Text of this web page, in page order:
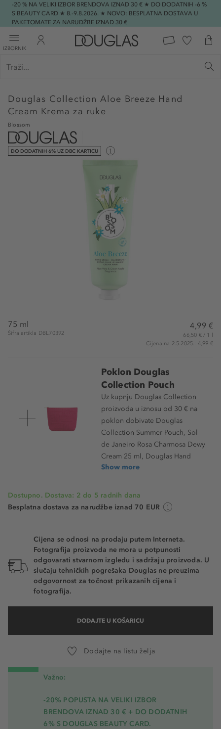
-20 % NA VELIKI IZBOR BRENDOVA IZNAD 30 € ★ DO DODATNIH -6 %
S BEAUTY CARD ★ 8.-9.8.2026. ★ NOVO: BESPLATNA DOSTAVA U
PAKETOMATE ZA NARUDŽBE IZNAD 30 €
IZBORNIK
Douglas Collection Aloe Breeze Hand
Cream Krema za ruke
Blossom
DO DODATNIH 6% UZ DBC KARTICU
75 ml
Šifra artikla DBL70392
4,99 €
66,50 € / 1 l
Cijena na 2.5.2025.: 4,99 €
Poklon Douglas
Collection Pouch
Uz kupnju Douglas Collection
proizvoda u iznosu od 30 € na
poklon dobivate Douglas
Collection Summer Pouch, Sol
de Janeiro Rosa Charmosa Dewy
Cream 25 ml, Douglas Hand
Show more
Dostupno. Dostava: 2 do 5 radnih dana
Besplatna dostava za narudžbe iznad 70 EUR
Cijena se odnosi na prodaju putem Interneta.
Fotografija proizvoda ne mora u potpunosti
odgovarati stvarnom izgledu i sadržaju proizvoda. U
slučaju tehničkih pogrešaka Douglas ne preuzima
odgovornost za točnost prikazanih cijena i
fotografija.
DODAJTE U KOŠARICU
Dodajte na listu želja
Važno:
-20% POPUSTA NA VELIKI IZBOR
BRENDOVA IZNAD 30 € + DO DODATNIH
6% S DOUGLAS BEAUTY CARD.